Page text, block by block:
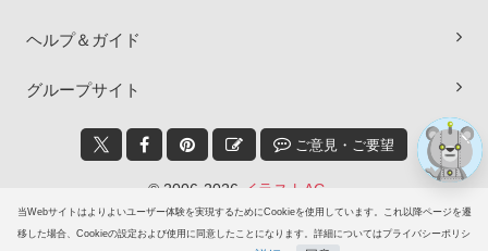
当Webサイトはよりよいユーザー体験を実現するためにCookieを使用しています。これ以降ページを遷
移した場合、Cookieの設定および使用に同意したことになります。詳細についてはプライバシーポリシ
ヘルプ＆ガイド
グループサイト
ご意見・ご要望
© 2006-2026 イラストAC